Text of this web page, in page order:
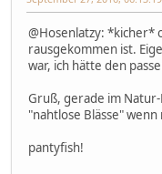
@Hosenlatzy: *kicher*
rausgekommen ist.
war, ich hätte den
Gruß, gerade im
"nahtlose Blässe"
pantyfish!